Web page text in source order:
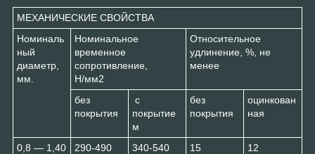
МЕХАНИЧЕСКИЕ СВОЙСТВА
Номиналь
ный
диаметр,
мм.
Номинальное
временное
сопротивление,
H/мм2
Относительное
удлинение, %, не
менее
без
покрытия
с
покрытие
м
без
покрытия
оцинкован
ная
0,8 ― 1,40 290-490 340-540 15 12